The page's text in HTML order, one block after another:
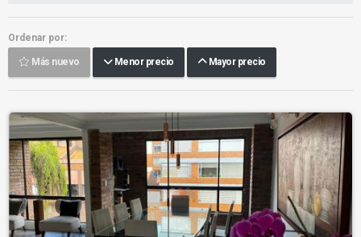
Ordenar por:
Más nuevo Menor precio Mayor precio